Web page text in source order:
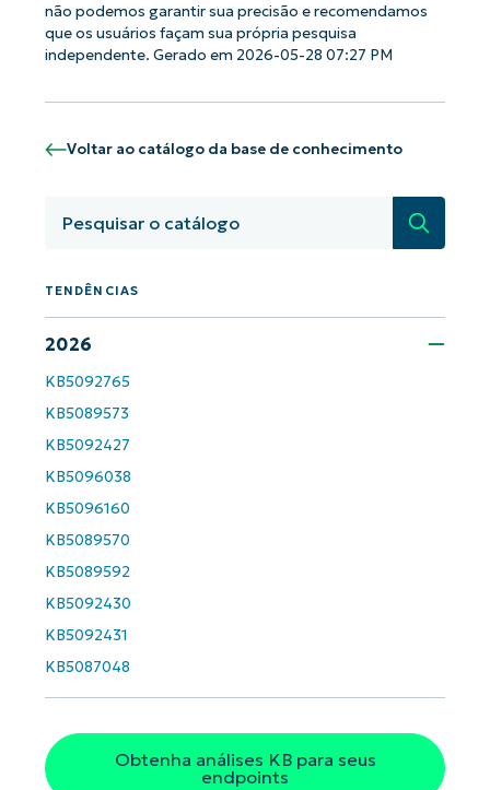
não podemos garantir sua precisão e recomendamos
que os usuários façam sua própria pesquisa
independente. Gerado em 2026-05-28 07:27 PM
Voltar ao catálogo da base de conhecimento
TENDÊNCIAS
2026
KB5092765
KB5089573
KB5092427
KB5096038
KB5096160
KB5089570
KB5089592
KB5092430
KB5092431
KB5087048
Obtenha análises KB para seus
endpoints